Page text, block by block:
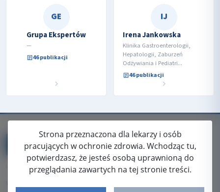
GE
Grupa Ekspertów
—
46 publikacji
IJ
Irena Jankowska
Klinika Gastroenterologii,
Hepatologii, Zaburzeń
Odżywiania i Pediatri...
46 publikacji
Strona przeznaczona dla lekarzy i osób
pracujących w ochronie zdrowia. Wchodząc tu,
potwierdzasz, że jesteś osobą uprawnioną do
przeglądania zawartych na tej stronie treści.
ISSN: 2080-5438